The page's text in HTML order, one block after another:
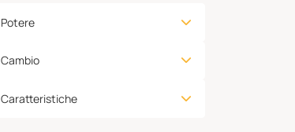
Potere
Cambio
Caratteristiche